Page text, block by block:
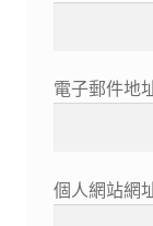
電子郵件地
個人網站網